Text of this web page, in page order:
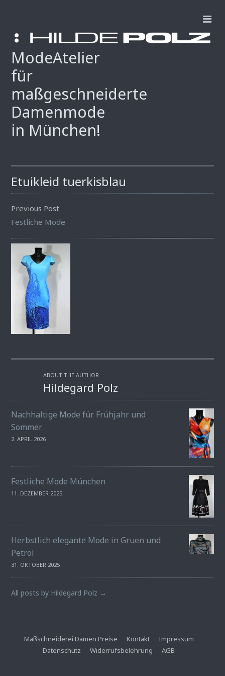
ModeAtelier
für
maßgeschneiderte
Damenmode
in München!
Etuikleid tuerkisblau
Previous Post
Festliche Mode
ABOUT THE AUTHOR
Hildegard Polz
Nachhaltige Mode für Frühjahr und
Sommer
2. APRIL 2026
Festliche Mode München
11. DEZEMBER 2025
Herbstlich elegante Mode in Gruen und
Petrol
31. OKTOBER 2025
All posts by Hildegard Polz →
Maßschneiderei Damen Preise Kontakt
Impressum
Datenschutz
Widerrufsbelehrung AGB